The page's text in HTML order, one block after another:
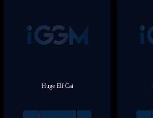
Huge Elf Cat